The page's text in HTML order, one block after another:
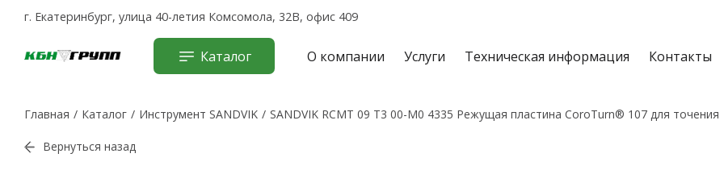
г. Екатеринбург, улица 40-летия Комсомола, 32В, офис 409
Каталог О компании Услуги Техническая информация Контакты
Главная Каталог Инструмент SANDVIK SANDVIK RCMT 09 T3 00-M0 4335 Режущая пластина CoroTurn® 107 для точения
Вернуться назад